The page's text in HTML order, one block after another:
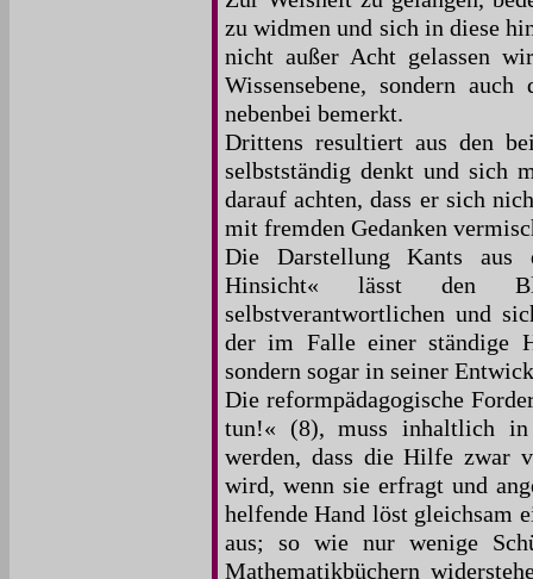
zu widmen und sich in diese
nicht außer Acht gelassen
Wissensebene, sondern
nebenbei bemerkt.
Drittens resultiert aus den
selbstständig denkt und sich
darauf achten, dass er sich
mit fremden Gedanken
Die Darstellung Kants aus
Hinsicht« lässt den
selbstverantwortlichen und
der im Falle einer ständige
sondern sogar in seiner
Die reformpädagogische
tun!« (8), muss inhaltlich in
werden, dass die Hilfe zwar
wird, wenn sie erfragt und
helfende Hand löst gleichsam
aus; so wie nur wenige
Mathematikbüchern